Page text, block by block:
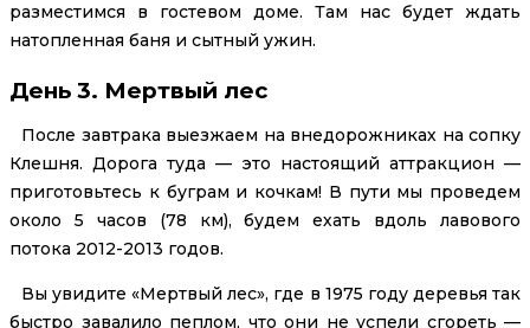
разместимся в гостевом доме. Там нас будет ждать
натопленная баня и сытный ужин.
День 3. Мертвый лес
После завтрака выезжаем на внедорожниках на сопку
Клешня. Дорога туда — это настоящий аттракцион —
приготовьтесь к буграм и кочкам! В пути мы проведем
около 5 часов (78 км), будем ехать вдоль лавового
потока 2012-2013 годов.
Вы увидите «Мертвый лес», где в 1975 году деревья так
быстро завалило пеплом, что они не успели сгореть —